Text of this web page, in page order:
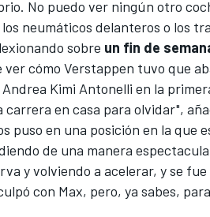
No puedo ver ningún otro
neumáticos delanteros o los
sobre un fin de
ver cómo Verstappen tuvo que
Andrea Kimi Antonelli en la
carrera en casa para olvidar",
puso en una posición en la que
de una manera
y volviendo a acelerar, y se
con Max, pero, ya sabes,